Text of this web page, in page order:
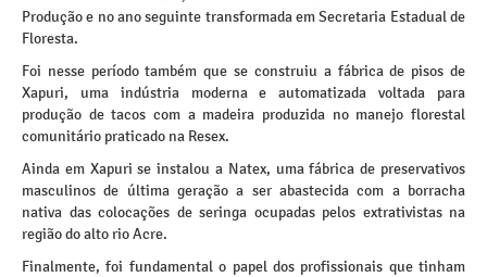
Produção e no ano seguinte transformada em Secretaria Estadual de
Floresta.
Foi nesse período também que se construiu a fábrica de pisos de
Xapuri, uma indústria moderna e automatizada voltada para
produção de tacos com a madeira produzida no manejo florestal
comunitário praticado na Resex.
Ainda em Xapuri se instalou a Natex, uma fábrica de preservativos
masculinos de última geração a ser abastecida com a borracha
nativa das colocações de seringa ocupadas pelos extrativistas na
região do alto rio Acre.
Finalmente, foi fundamental o papel dos profissionais que tinham